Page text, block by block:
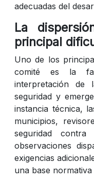
adecuadas del
La
principal
Uno de los
comité es la
interpretación de
seguridad y
instancia técnica,
municipios,
seguridad
observaciones
exigencias
una base normativa